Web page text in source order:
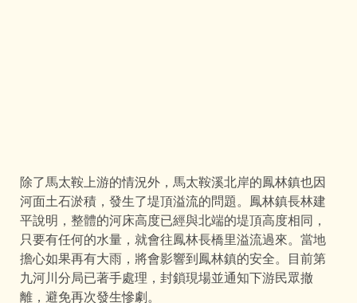
除了馬太鞍上游的情況外，馬太鞍溪北岸的鳳林鎮也因
河面土石淤積，發生了堤頂溢流的問題。鳳林鎮長林建
平說明，整體的河床高度已經與北端的堤頂高度相同，
只要有任何的水量，就會往鳳林長橋里溢流過來。當地
擔心如果再有大雨，將會影響到鳳林鎮的安全。目前第
九河川分局已著手處理，封鎖現場並通知下游民眾撤
離，避免再次發生慘劇。